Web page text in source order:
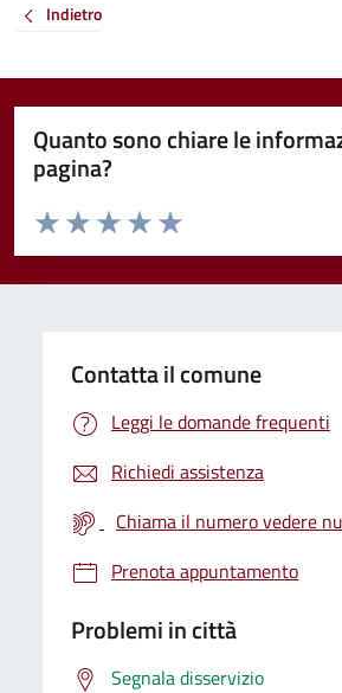
Indietro
Quanto sono chiare le
pagina?
Valuta da 1 a 5 stelle la pagina
Valuta 5 stelle su 5
Valuta 4 stelle su 5
Valuta 3 stelle su 5
Valuta 2 stelle su 5
Valuta 1 stelle su 5
Contatta il comune
Leggi le domande frequenti
Richiedi assistenza
Chiama il numero vedere
Prenota appuntamento
Problemi in città
Segnala disservizio